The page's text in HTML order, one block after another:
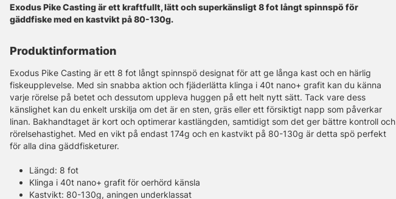
Exodus Pike Casting är ett kraftfullt, lätt och superkänsligt 8 fot långt spinnspö för
gäddfiske med en kastvikt på 80-130g.
Produktinformation
Exodus Pike Casting är ett 8 fot långt spinnspö designat för att ge långa kast och en härlig
fiskeupplevelse. Med sin snabba aktion och fjäderlätta klinga i 40t nano+ grafit kan du känna
varje rörelse på betet och dessutom uppleva huggen på ett helt nytt sätt. Tack vare dess
känslighet kan du enkelt urskilja om det är en sten, gräs eller ett försiktigt napp som påverkar
linan. Bakhandtaget är kort och optimerar kastlängden, samtidigt som det ger bättre kontroll och
rörelsehastighet. Med en vikt på endast 174g och en kastvikt på 80-130g är detta spö perfekt
för alla dina gäddfisketurer.
Längd: 8 fot
Klinga i 40t nano+ grafit för oerhörd känsla
Kastvikt: 80-130g, aningen underklassat